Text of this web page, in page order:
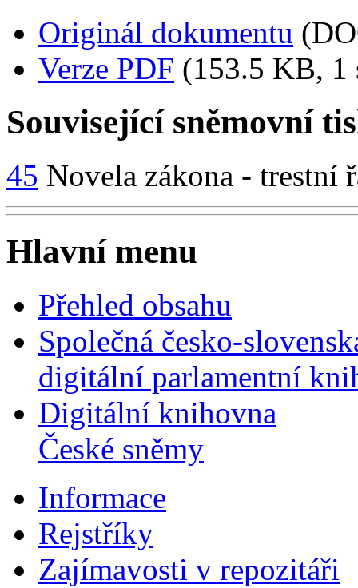
Originál dokumentu
Verze PDF (153.5 KB, 1
Související sněmovní
45 Novela zákona - trestní
Hlavní menu
Přehled obsahu
Společná česko-
digitální parlamentní
Digitální knihovna
České sněmy
Informace
Rejstříky
Zajímavosti v repozitáři